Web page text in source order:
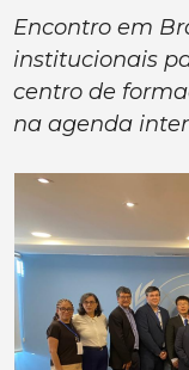
Encontro em
institucionais
centro de
na agenda